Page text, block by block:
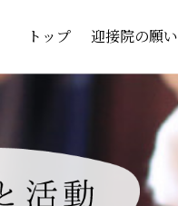
トップ 迎接院の願い